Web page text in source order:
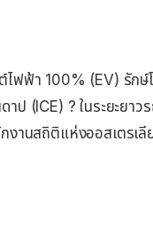
ฟฟ้า 100% (EV) รักษ์
ป (ICE) ? ในระยะยาว
งานสถิติแห่งออสเตรเลี